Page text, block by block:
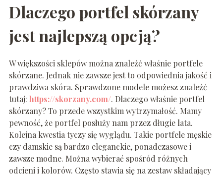
Dlaczego portfel skórzany
jest najlepszą opcją?
W większości sklepów można znaleźć właśnie portfele
skórzane. Jednak nie zawsze jest to odpowiednia jakość i
prawdziwa skóra. Sprawdzone modele możesz znaleźć
tutaj: https://skorzany.com/. Dlaczego właśnie portfel
skórzany? To przede wszystkim wytrzymałość. Mamy
pewność, że portfel posłuży nam przez długie lata.
Kolejna kwestia tyczy się wyglądu. Takie portfele męskie
czy damskie są bardzo eleganckie, ponadczasowe i
zawsze modne. Można wybierać spośród różnych
odcieni i kolorów. Często stawia się na zestaw składający